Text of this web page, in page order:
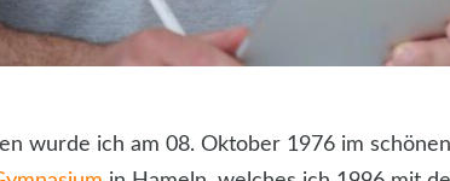
wurde ich am 08. Oktober 1976 im schönen